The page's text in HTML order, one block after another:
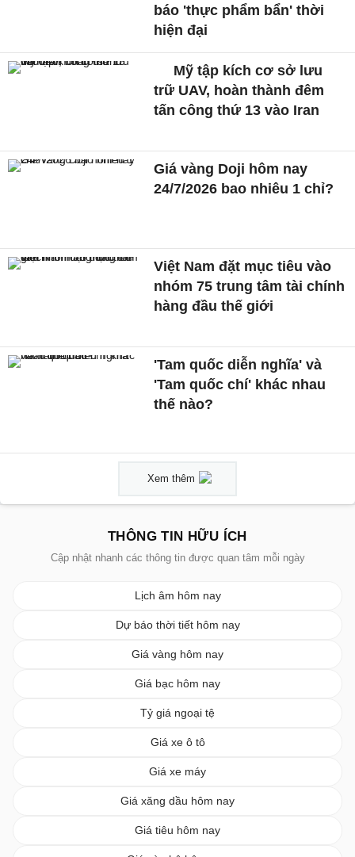
báo 'thực phẩm bẩn' thời
hiện đại
Mỹ tập kích cơ sở lưu
trữ UAV, hoàn thành đêm
tấn công thứ 13 vào Iran
Giá vàng Doji hôm nay
24/7/2026 bao nhiêu 1 chỉ?
Việt Nam đặt mục tiêu vào
nhóm 75 trung tâm tài chính
hàng đầu thế giới
'Tam quốc diễn nghĩa' và
'Tam quốc chí' khác nhau
thế nào?
Xem thêm
THÔNG TIN HỮU ÍCH
Cập nhật nhanh các thông tin được quan tâm mỗi ngày
Lịch âm hôm nay
Dự báo thời tiết hôm nay
Giá vàng hôm nay
Giá bạc hôm nay
Tỷ giá ngoại tệ
Giá xe ô tô
Giá xe máy
Giá xăng dầu hôm nay
Giá tiêu hôm nay